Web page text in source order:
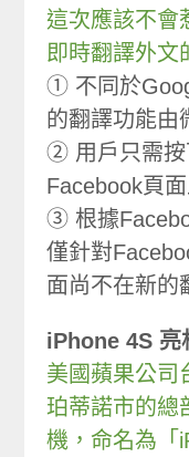
這次應該不會
即時翻譯外文
① 不同於
的翻譯功能由
② 用戶只需按
Facebook頁
③ 根據
僅針對
面尚不在新的
iPhone 4S 亮
美國蘋果公司
珀蒂諾市的總
機，命名為「